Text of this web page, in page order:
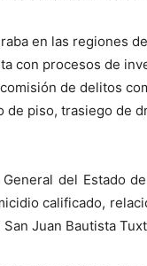
en las regiones
con procesos de
de delitos
de piso, trasiego de
del Estado
calificado,
Juan Bautista